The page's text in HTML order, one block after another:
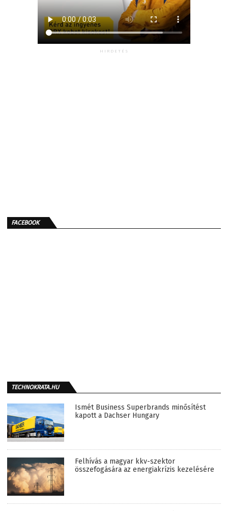
HIRDETÉS
FACEBOOK
TECHNOKRATA.HU
Ismét Business Superbrands minősítést
kapott a Dachser Hungary
Felhívás a magyar kkv-szektor
összefogására az energiakrízis kezelésére